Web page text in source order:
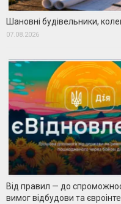
Шановні будівельники,
07.08.2026
Від правил — до
вимог відбудови та